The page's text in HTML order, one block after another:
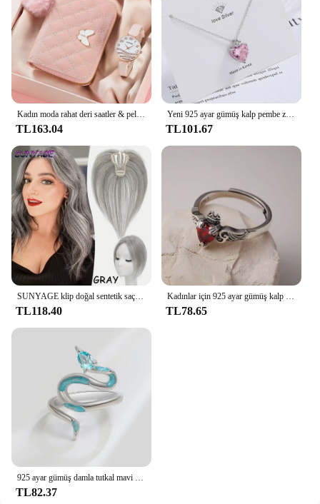
TL163.04
Yeni 925 ayar gümüş kalp pembe zirkon kadın boyun zincir kolye lüks takı toptan ile sunuyor
TL101.67
TL118.40 TL78.65
925 ayar gümüş damla tutkal mavi yılan yüzük kadın kızlar düğün için üst üste takılabilir bilezik lüks takı
TL82.37